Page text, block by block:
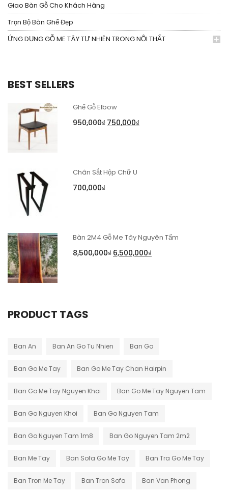
Giao Bàn Gỗ Cho Khách Hàng
Trọn Bộ Bàn Ghế Đẹp
ỨNG DỤNG GỖ ME TÂY TỰ NHIÊN TRONG NỘI THẤT
BEST SELLERS
Ghế Gỗ Elbow
950,000₫ 750,000₫
Chân Sắt Hộp Chữ U
700,000₫
Bàn 2M4 Gỗ Me Tây Nguyên Tấm
8,500,000₫ 6,500,000₫
PRODUCT TAGS
Ban An Ban An Go Tu Nhien Ban Go
Ban Go Me Tay Ban Go Me Tay Chan Hairpin
Ban Go Me Tay Nguyen Khoi Ban Go Me Tay Nguyen Tam
Ban Go Nguyen Khoi Ban Go Nguyen Tam
Ban Go Nguyen Tam 1m8 Ban Go Nguyen Tam 2m2
Ban Me Tay Ban Sofa Go Me Tay Ban Tra Go Me Tay
Ban Tron Me Tay Ban Tron Sofa Ban Van Phong